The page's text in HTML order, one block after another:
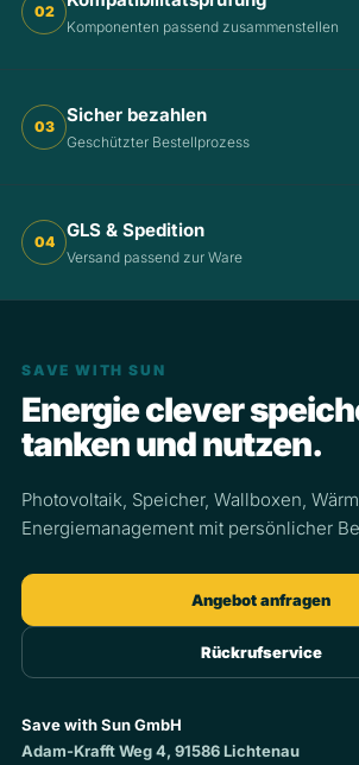
02
Komponenten passend zusammenstellen
03
Sicher bezahlen
Geschützter Bestellprozess
04
GLS & Spedition
Versand passend zur Ware
SAVE WITH SUN
Energie clever
tanken und nutzen.
Photovoltaik, Speicher, Wallboxen,
Energiemanagement mit persönlicher
Angebot anfragen
Rückrufservice
Save with Sun GmbH
Adam-Krafft Weg 4, 91586 Lichtenau